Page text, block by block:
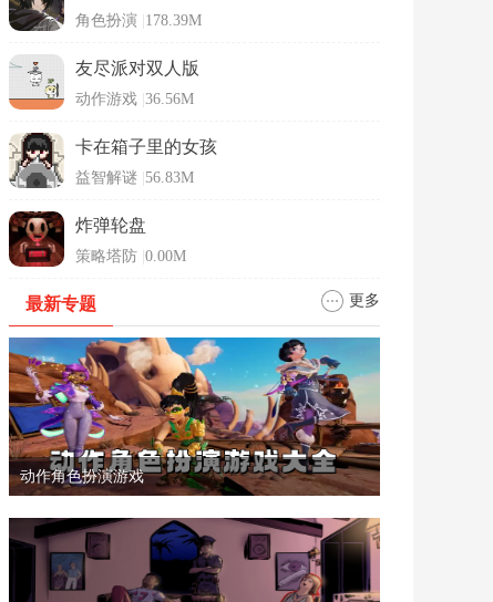
角色扮演 178.39M
友尽派对双人版
动作游戏 36.56M
卡在箱子里的女孩
益智解谜 56.83M
炸弹轮盘
策略塔防 0.00M
最新专题 更多
动作角色扮演游戏